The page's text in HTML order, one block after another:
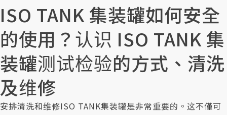
ISO TANK 集装罐如何安全
的使用？认识 ISO TANK 集
装罐测试检验的方式、清洗
及维修
安排清洗和维修ISO TANK集装罐是非常重要的。这不僅可